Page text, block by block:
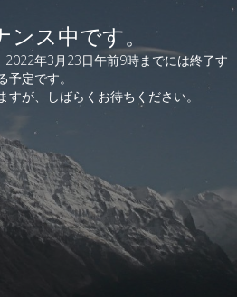
ンス中です。
年3月23日午前9時までには終了す
予定です。
が、しばらくお待ちください。